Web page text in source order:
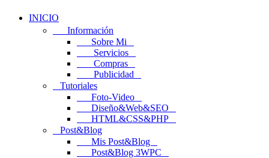
INICIO
Información
Sobre Mi
Servicios
Compras
Publicidad
Tutoriales
Foto-Video
Diseño&Web&SEO
HTML&CSS&PHP
Post&Blog
Mis Post&Blog
Post&Blog 3WPC